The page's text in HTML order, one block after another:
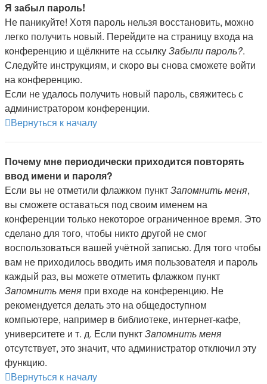
Я забыл пароль!
Не паникуйте! Хотя пароль нельзя восстановить, можно
легко получить новый. Перейдите на страницу входа на
конференцию и щёлкните на ссылкуЗабыли пароль?.
Следуйте инструкциям, и скоро вы снова сможете войти
на конференцию.
Если не удалось получить новый пароль, свяжитесь с
администратором конференции.
Вернуться к началу
Почему мне периодически приходится повторять
ввод имени и пароля?
Если вы не отметили флажком пунктЗапомнить меня,
вы сможете оставаться под своим именем на
конференции только некоторое ограниченное время. Это
сделано для того, чтобы никто другой не смог
воспользоваться вашей учётной записью. Для того чтобы
вам не приходилось вводить имя пользователя и пароль
каждый раз, вы можете отметить флажком пункт
Запомнить меня при входе на конференцию. Не
рекомендуется делать это на общедоступном
компьютере, например в библиотеке, интернет-кафе,
университете и т. д. Если пунктЗапомнить меня
отсутствует, это значит, что администратор отключил эту
функцию.
Вернуться к началу